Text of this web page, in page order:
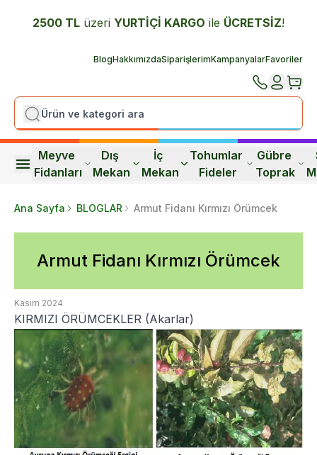
2500 TL üzeri YURTİÇİ KARGO ile ÜCRETSİZ!
BlogHakkımızdaSiparişlerimKampanyalarFavoriler
Meyve
Fidanları
Dış
Mekan
İç
Mekan
Tohumlar
Fideler
Gübre
Toprak
Ana Sayfa BLOGLAR Armut Fidanı Kırmızı Örümcek
Armut Fidanı Kırmızı Örümcek
Kasım 2024
KIRMIZI ÖRÜMCEKLER (Akarlar)